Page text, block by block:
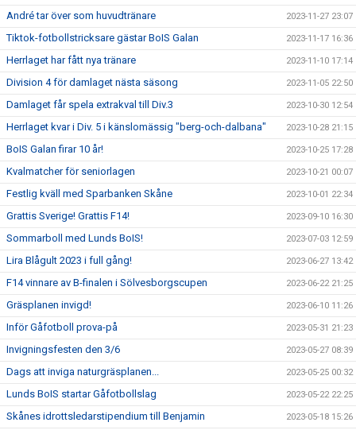
André tar över som huvudtränare 2023-11-27 23:07
Tiktok-fotbollstricksare gästar BoIS Galan 2023-11-17 16:36
Herrlaget har fått nya tränare 2023-11-10 17:14
Division 4 för damlaget nästa säsong 2023-11-05 22:50
Damlaget får spela extrakval till Div.3 2023-10-30 12:54
Herrlaget kvar i Div. 5 i känslomässig "berg-och-dalbana" 2023-10-28 21:15
BoIS Galan firar 10 år! 2023-10-25 17:28
Kvalmatcher för seniorlagen 2023-10-21 00:07
Festlig kväll med Sparbanken Skåne 2023-10-01 22:34
Grattis Sverige! Grattis F14! 2023-09-10 16:30
Sommarboll med Lunds BoIS! 2023-07-03 12:59
Lira Blågult 2023 i full gång! 2023-06-27 13:42
F14 vinnare av B-finalen i Sölvesborgscupen 2023-06-22 21:25
Gräsplanen invigd! 2023-06-10 11:26
Inför Gåfotboll prova-på 2023-05-31 21:23
Invigningsfesten den 3/6 2023-05-27 08:39
Dags att inviga naturgräsplanen... 2023-05-25 00:32
Lunds BoIS startar Gåfotbollslag 2023-05-22 22:25
Skånes idrottsledarstipendium till Benjamin 2023-05-18 15:26